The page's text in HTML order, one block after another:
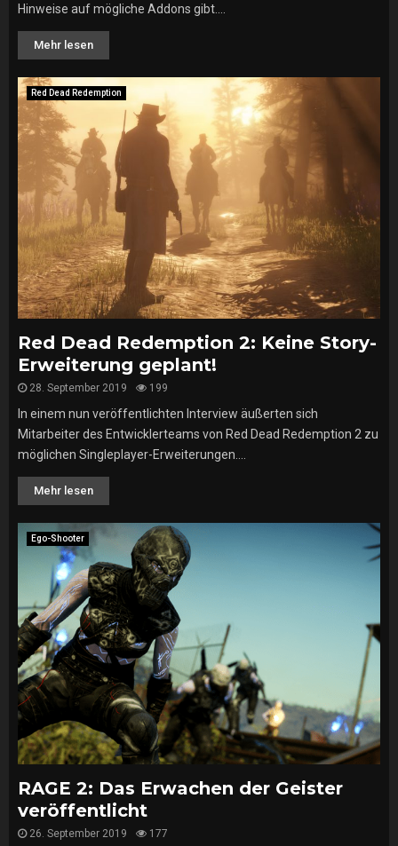
Hinweise auf mögliche Addons gibt....
Mehr lesen
Red Dead Redemption
Red Dead Redemption 2: Keine Story-
Erweiterung geplant!
28. September 2019 199
In einem nun veröffentlichten Interview äußerten sich
Mitarbeiter des Entwicklerteams von Red Dead Redemption 2 zu
möglichen Singleplayer-Erweiterungen....
Mehr lesen
Ego-Shooter
RAGE 2: Das Erwachen der Geister
veröffentlicht
26. September 2019 177